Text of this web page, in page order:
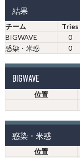
結果
チーム Tries
BIGWAVE
0
惑染・米惑
0
BIGWAVE
位置
惑染・米惑
位置